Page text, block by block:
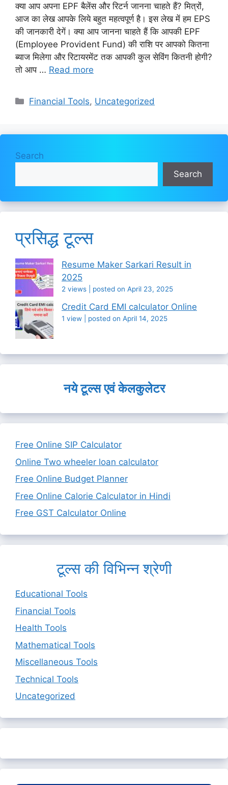
क्या आप अपना EPF बैलेंस और रिटर्न जानना चाहते हैं? मित्रों,
आज का लेख आपके लिये बहुत महत्वपूर्ण है। इस लेख में हम EPS
की जानकारी देगें। क्या आप जानना चाहते हैं कि आपकी EPF
(Employee Provident Fund) की राशि पर आपको कितना
ब्याज मिलेगा और रिटायरमेंट तक आपकी कुल सेविंग कितनी होगी?
तो आप … Read more
Categories
Financial Tools, Uncategorized
Search
Search
प्रसिद्ध टूल्स
Resume Maker Sarkari Result in
2025
2 views posted on April 23, 2025
Credit Card EMI calculator Online
1 view posted on April 14, 2025
नये टूल्स एवं केलकुलेटर
Free Online SIP Calculator
Online Two wheeler loan calculator
Free Online Budget Planner
Free Online Calorie Calculator in Hindi
Free GST Calculator Online
टूल्स की विभिन्न श्रेणी
Educational Tools
Financial Tools
Health Tools
Mathematical Tools
Miscellaneous Tools
Technical Tools
Uncategorized